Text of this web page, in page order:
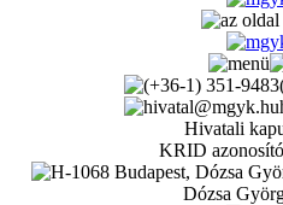
Hivatali
KRID
Dózsa